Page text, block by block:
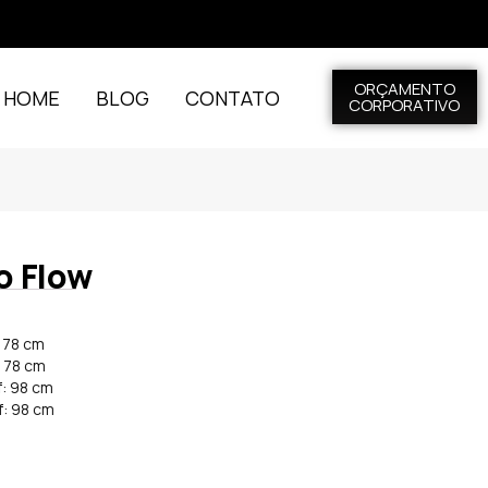
BLOG CONTATO ORÇAMENTO
CORPORATIVO
Flow
cm
cm
98 cm
98 cm